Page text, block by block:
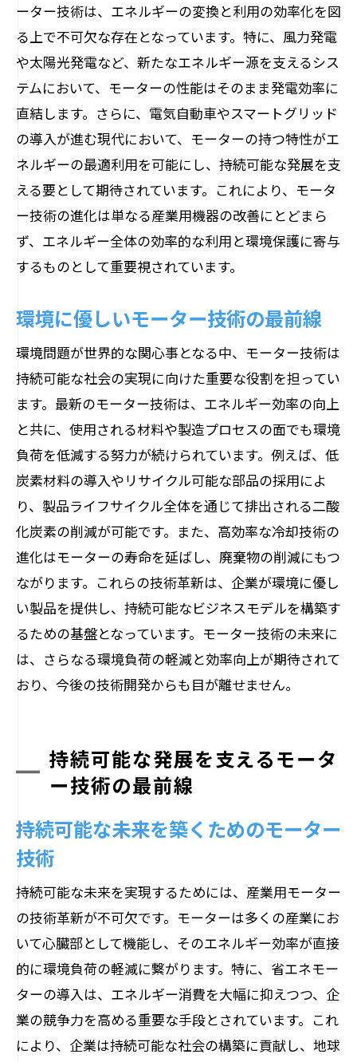
ーター技術は、エネルギーの変換と利用の効率化を図
る上で不可欠な存在となっています。特に、風力発電
や太陽光発電など、新たなエネルギー源を支えるシス
テムにおいて、モーターの性能はそのまま発電効率に
直結します。さらに、電気自動車やスマートグリッド
の導入が進む現代において、モーターの持つ特性がエ
ネルギーの最適利用を可能にし、持続可能な発展を支
える要として期待されています。これにより、モータ
ー技術の進化は単なる産業用機器の改善にとどまら
ず、エネルギー全体の効率的な利用と環境保護に寄与
するものとして重要視されています。
環境に優しいモーター技術の最前線
環境問題が世界的な関心事となる中、モーター技術は
持続可能な社会の実現に向けた重要な役割を担ってい
ます。最新のモーター技術は、エネルギー効率の向上
と共に、使用される材料や製造プロセスの面でも環境
負荷を低減する努力が続けられています。例えば、低
炭素材料の導入やリサイクル可能な部品の採用によ
り、製品ライフサイクル全体を通じて排出される二酸
化炭素の削減が可能です。また、高効率な冷却技術の
進化はモーターの寿命を延ばし、廃棄物の削減にもつ
ながります。これらの技術革新は、企業が環境に優し
い製品を提供し、持続可能なビジネスモデルを構築す
るための基盤となっています。モーター技術の未来に
は、さらなる環境負荷の軽減と効率向上が期待されて
おり、今後の技術開発からも目が離せません。
持続可能な発展を支えるモータ
ー技術の最前線
持続可能な未来を築くためのモーター
技術
持続可能な未来を実現するためには、産業用モーター
の技術革新が不可欠です。モーターは多くの産業にお
いて心臓部として機能し、そのエネルギー効率が直接
的に環境負荷の軽減に繋がります。特に、省エネモー
ターの導入は、エネルギー消費を大幅に抑えつつ、企
業の競争力を高める重要な手段とされています。これ
により、企業は持続可能な社会の構築に貢献し、地球